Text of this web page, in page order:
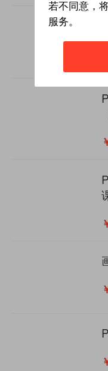
若不同意，
服务。